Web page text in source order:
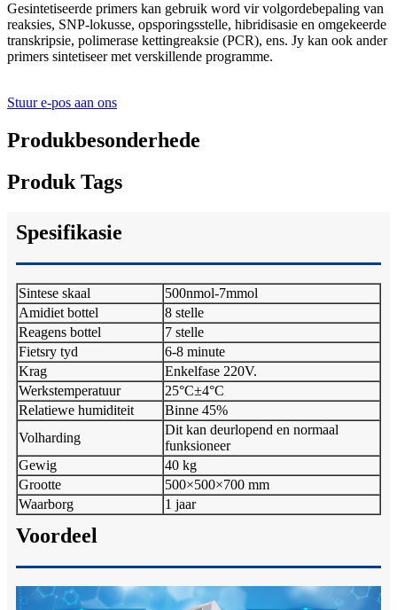
Gesintetiseerde primers kan gebruik word vir volgordebepaling van
reaksies, SNP-lokusse, opsporingsstelle, hibridisasie en omgekeerde
transkripsie, polimerase kettingreaksie (PCR), ens. Jy kan ook ander
primers sintetiseer met verskillende programme.
Stuur e-pos aan ons
Produkbesonderhede
Produk Tags
Spesifikasie
Sintese skaal
500nmol-7mmol
Amidiet bottel
8 stelle
Reagens bottel
7 stelle
Fietsry tyd
6-8 minute
Krag
Enkelfase 220V.
Werkstemperatuur
25°C±4°C
Relatiewe humiditeit
Binne 45%
Volharding
Dit kan deurlopend en normaal
funksioneer
Gewig
40 kg
Grootte
500×500×700 mm
Waarborg
1 jaar
Voordeel